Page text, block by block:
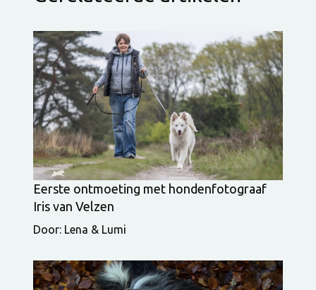
Eerste ontmoeting met hondenfotograaf
Iris van Velzen
Door: Lena & Lumi